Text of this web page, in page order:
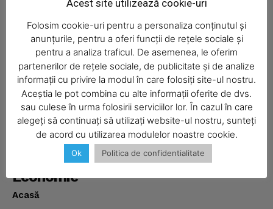
SUBSCRIBE NOW
Company
Sanatate
Social Sport Ziar
Despre
Realitatea Media – ziar local pentru județul Neamț,
disponibil în format fizic și online. Știri actuale, informații
verificate și reportaje locale.
Economic
Acasă
Acest site utilizează cookie-uri
Folosim cookie-uri pentru a personaliza conținutul și
anunțurile, pentru a oferi funcții de rețele sociale și
pentru a analiza traficul. De asemenea, le oferim
partenerilor de rețele sociale, de publicitate și de analize
informații cu privire la modul în care folosiți site-ul nostru.
Aceștia le pot combina cu alte informații oferite de dvs.
sau culese în urma folosirii serviciilor lor. În cazul în care
alegeți să continuați să utilizați website-ul nostru, sunteți
de acord cu utilizarea modulelor noastre cookie.
Ok Politica de confidentialitate